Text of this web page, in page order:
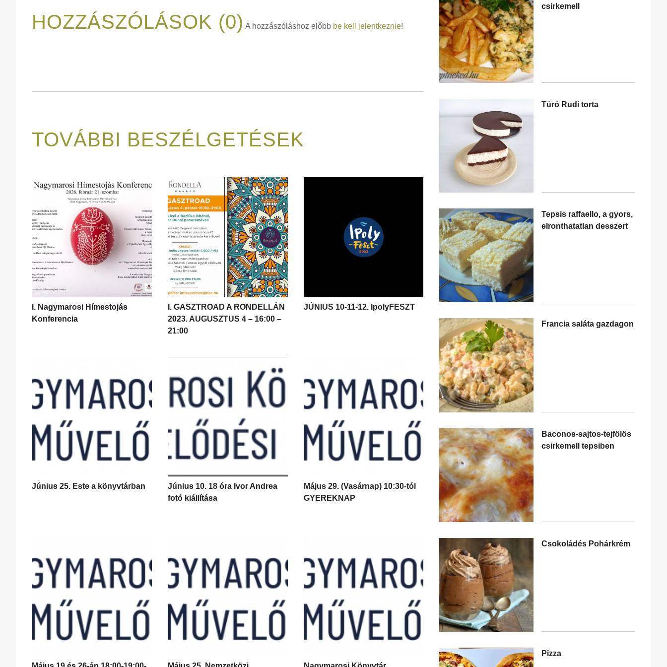
HOZZÁSZÓLÁSOK (0) A hozzászóláshoz előbb be kell jelentkeznie!
TOVÁBBI BESZÉLGETÉSEK
I. Nagymarosi Hímestojás
Konferencia
I. GASZTROAD A RONDELLÁN
2023. AUGUSZTUS 4 – 16:00 –
21:00
JÚNIUS 10-11-12. IpolyFESZT
Június 25. Este a könyvtárban
Június 10. 18 óra Ivor Andrea
fotó kiállítása
Május 29. (Vasárnap) 10:30-tól
GYEREKNAP
csirkemell
Túró Rudi torta
Tepsis raffaello, a gyors,
elronthatatlan desszert
Francia saláta gazdagon
Baconos-sajtos-tejfölös
csirkemell tepsiben
Csokoládés Pohárkrém
Pizza